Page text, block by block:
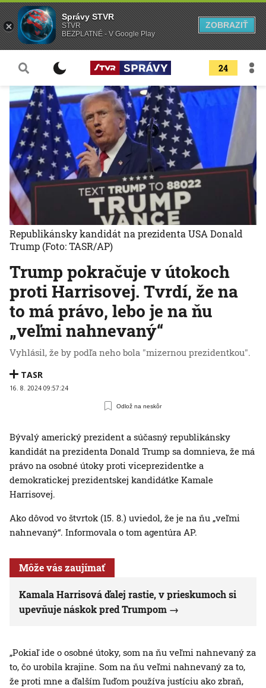
24
Trump pokračuje v útokoch
proti Harrisovej. Tvrdí, že na
to má právo, lebo je na ňu
„veľmi nahnevaný“
Vyhlásil, že by podľa neho bola "mizernou prezidentkou".
TASR
16. 8. 2024 09:57:24
Odlož na neskôr
Republikánsky kandidát na prezidenta USA Donald
Trump (Foto: TASR/AP)
Bývalý americký prezident a súčasný republikánsky
kandidát na prezidenta Donald Trump sa domnieva, že má
právo na osobné útoky proti viceprezidentke a
demokratickej prezidentskej kandidátke Kamale
Harrisovej.
Ako dôvod vo štvrtok (15. 8.) uviedol, že je na ňu „veľmi
nahnevaný“. Informovala o tom agentúra AP.
Môže vás zaujímať
Kamala Harrisová ďalej rastie, v prieskumoch si
upevňuje náskok pred Trumpom
„Pokiaľ ide o osobné útoky, som na ňu veľmi nahnevaný za
to, čo urobila krajine. Som na ňu veľmi nahnevaný za to,
že proti mne a ďalším ľuďom používa justíciu ako zbraň,
Správy STVR
STVR
BEZPLATNÉ - V Google Play
ZOBRAZIŤ